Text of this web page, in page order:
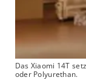
Das Xiaomi 14T
oder Polyurethan.